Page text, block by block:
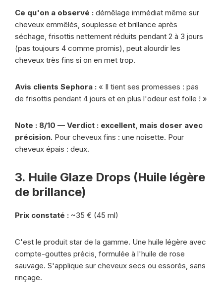
Ce qu'on a observé : démêlage immédiat même sur
cheveux emmêlés, souplesse et brillance après
séchage, frisottis nettement réduits pendant 2 à 3 jours
(pas toujours 4 comme promis), peut alourdir les
cheveux très fins si on en met trop.
Avis clients Sephora : « Il tient ses promesses : pas
de frisottis pendant 4 jours et en plus l'odeur est folle ! »
Note : 8/10 — Verdict : excellent, mais doser avec
précision. Pour cheveux fins : une noisette. Pour
cheveux épais : deux.
3. Huile Glaze Drops (Huile légère
de brillance)
Prix constaté : ~35 € (45 ml)
C'est le produit star de la gamme. Une huile légère avec
compte-gouttes précis, formulée à l'huile de rose
sauvage. S'applique sur cheveux secs ou essorés, sans
rinçage.